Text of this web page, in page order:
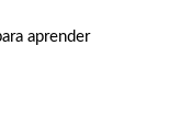
aprender